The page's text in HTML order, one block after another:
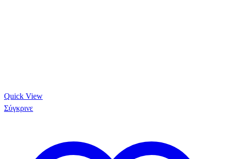
Quick View
Σύγκρινε